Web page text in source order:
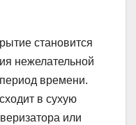
становится
нежелательной
времени.
в сухую
или